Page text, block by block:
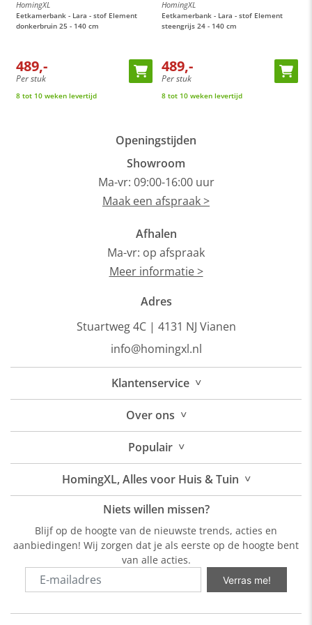
HomingXL
Eetkamerbank - Lara - stof Element
donkerbruin 25 - 140 cm
489,-
Per stuk
8 tot 10 weken levertijd
HomingXL
Eetkamerbank - Lara - stof Element
steengrijs 24 - 140 cm
489,-
Per stuk
8 tot 10 weken levertijd
Openingstijden
Showroom
Ma-vr: 09:00-16:00 uur
Maak een afspraak >
Afhalen
Ma-vr: op afspraak
Meer informatie >
Adres
Stuartweg 4C | 4131 NJ Vianen
info@homingxl.nl
Klantenservice ˅
Overons ˅
Populair ˅
HomingXL, Alles voor Huis & Tuin ˅
Niets willen missen?
Blijf op de hoogte van de nieuwste trends, acties en
aanbiedingen! Wij zorgen dat je als eerste op de hoogte bent
van alle acties.
Verras me!